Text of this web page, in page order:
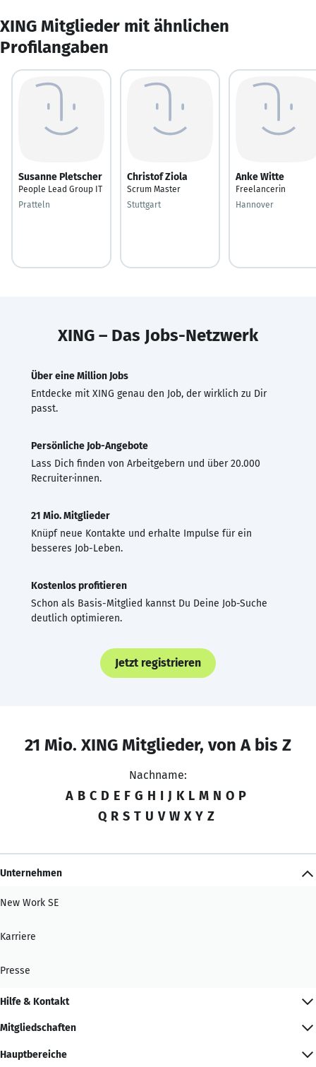
XING Mitglieder mit ähnlichen
Profilangaben
Susanne Pletscher
People Lead Group IT
Pratteln
Christof Ziola
Scrum Master
Stuttgart
Anke Witte
Freelancerin
Hannover
XING – Das Jobs-Netzwerk
Über eine Million Jobs
Entdecke mit XING genau den Job, der wirklich zu Dir
passt.
Persönliche Job-Angebote
Lass Dich finden von Arbeitgebern und über 20.000
Recruiter·innen.
21 Mio. Mitglieder
Knüpf neue Kontakte und erhalte Impulse für ein
besseres Job-Leben.
Kostenlos profitieren
Schon als Basis-Mitglied kannst Du Deine Job-Suche
deutlich optimieren.
Jetzt registrieren
21 Mio. XING Mitglieder, von A bis Z
Nachname:
A B C D E F G H I J K L M N O P
Q R S T U V W X Y Z
Unternehmen
New Work SE
Karriere
Presse
Hilfe & Kontakt
Mitgliedschaften
Hauptbereiche